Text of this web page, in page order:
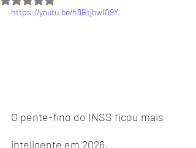
https://youtu.be/h8BtjbwI09Y
O pente-fino do INSS ficou mais
inteligente em 2026.